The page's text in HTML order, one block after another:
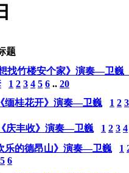
题
找竹楼安个家》演奏—卫巍
1 2 3 4 5 6 .. 20
缅桂花开》演奏—卫巍
1 2 3
庆丰收》演奏—卫巍 1 2 3 4
乐的德昂山》演奏—卫巍
1
5 6